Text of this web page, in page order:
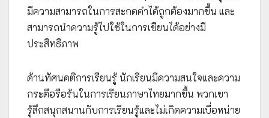
มีความสามารถในการสะกดคำได้ถูกต้องมากขึ้น และ
สามารถนำความรู้ไปใช้ในการเขียนได้อย่างมี
ประสิทธิภาพ
ด้านทัศนคติการเรียนรู้ นักเรียนมีความสนใจและความ
กระตือรือร้นในการเรียนภาษาไทยมากขึ้น พวกเขา
รู้สึกสนุกสนานกับการเรียนรู้และไม่เกิดความเบื่อหน่าย